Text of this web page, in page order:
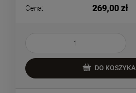
Cena: 269,00 zł
DO KOSZYKA